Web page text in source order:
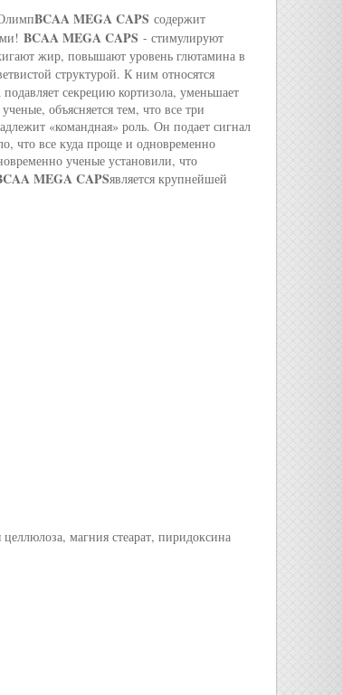
BCAA MEGA CAPS содержит
BCAA MEGA CAPS - стимулируют
жир, повышают уровень глютамина в
структурой. К ним относятся
секрецию кортизола, уменьшает
объясняется тем, что все три
«командная» роль. Он подает сигнал
что все куда проще и одновременно
ученые установили, что
MEGA CAPSявляется крупнейшей
магния стеарат, пиридоксина